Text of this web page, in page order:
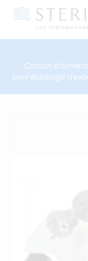
Cordon
pour éclairage
Panneau de